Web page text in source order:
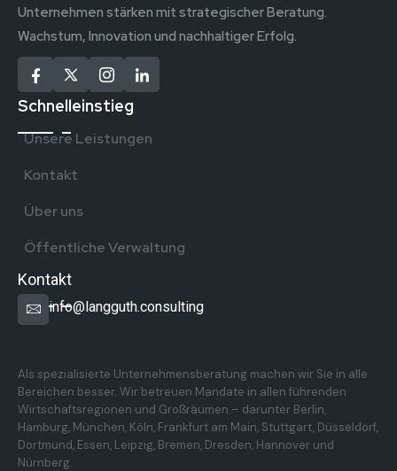
Unternehmen stärken mit strategischer Beratung.
Wachstum, Innovation und nachhaltiger Erfolg.
Schnelleinstieg
Unsere Leistungen
Kontakt
Über uns
Öffentliche Verwaltung
Kontakt
info@langguth.consulting
Als spezialisierte Unternehmensberatung machen wir Sie in alle
Bereichen besser. Wir betreuen Mandate in allen führenden
Wirtschaftsregionen und Großräumen – darunter Berlin,
Hamburg, München, Köln, Frankfurt am Main, Stuttgart, Düsseldorf,
Dortmund, Essen, Leipzig, Bremen, Dresden, Hannover und
Nürnberg.